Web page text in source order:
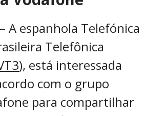
A espanhola Telefónica
Telefônica
), está interessada
com o grupo
para compartilhar